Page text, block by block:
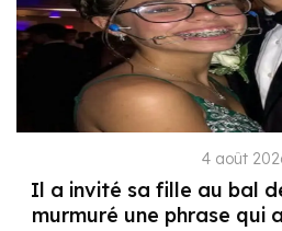
4 août
Il a invité sa fille au bal
murmuré une phrase